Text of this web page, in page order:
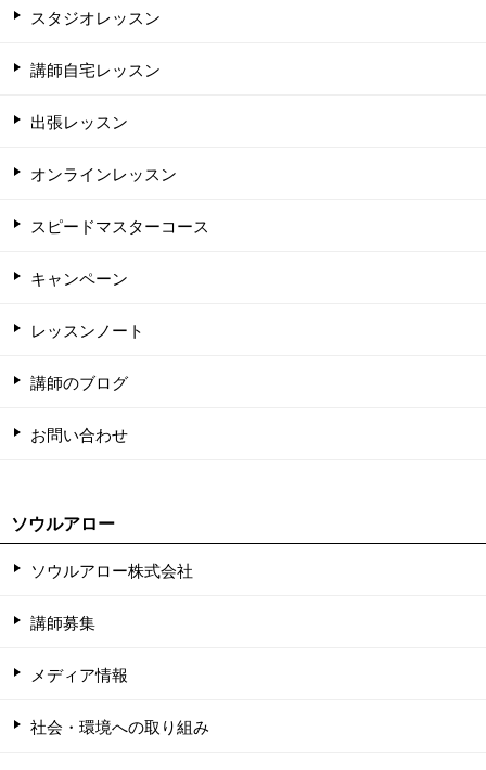
スタジオレッスン
講師自宅レッスン
出張レッスン
オンラインレッスン
スピードマスターコース
キャンペーン
レッスンノート
講師のブログ
お問い合わせ
ソウルアロー
ソウルアロー株式会社
講師募集
メディア情報
社会・環境への取り組み